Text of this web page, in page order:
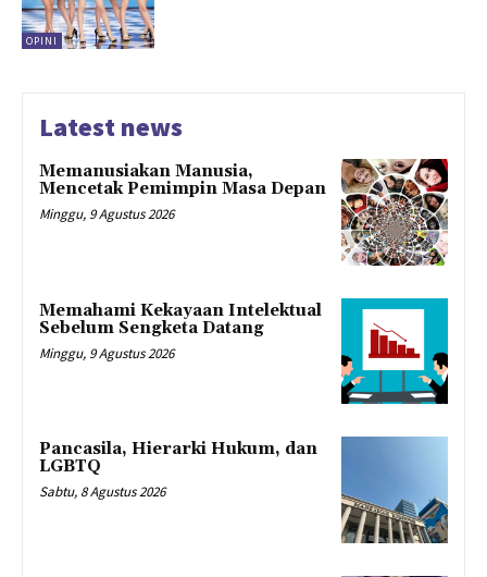
OPINI
Latest news
Memanusiakan Manusia,
Mencetak Pemimpin Masa Depan
Minggu, 9 Agustus 2026
Memahami Kekayaan Intelektual
Sebelum Sengketa Datang
Minggu, 9 Agustus 2026
Pancasila, Hierarki Hukum, dan
LGBTQ
Sabtu, 8 Agustus 2026